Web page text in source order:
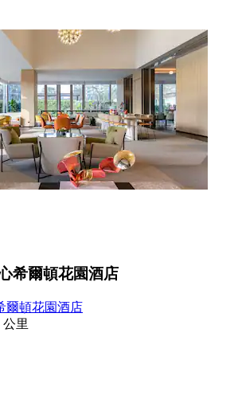
希爾頓花園酒店
爾頓花園酒店
里